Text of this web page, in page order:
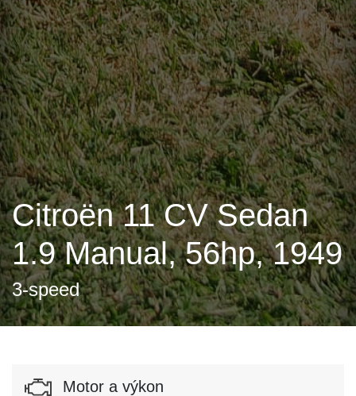
Citroën 11 CV Sedan
1.9 Manual, 56hp, 1949
3-speed
Motor a výkon